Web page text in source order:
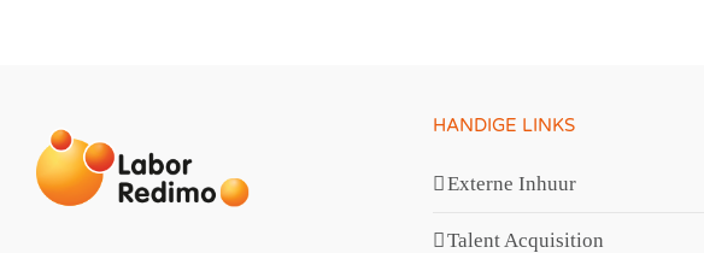
HANDIGE LINKS
Externe Inhuur
Talent Acquisition